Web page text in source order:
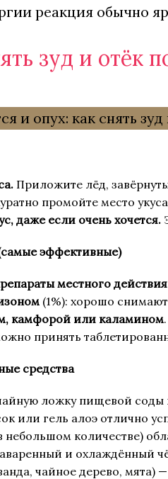
реакция обычно
зуд и отёк
Приложите лёд,
промойте место
даже если очень хочется.
эффективные)
местного
(1%): хорошо
камфорой или каламином
принять
средства
ложку пищевой соды
или гель алоэ отлично
небольшом количестве)
и охлаждённый
чайное дерево, мята)